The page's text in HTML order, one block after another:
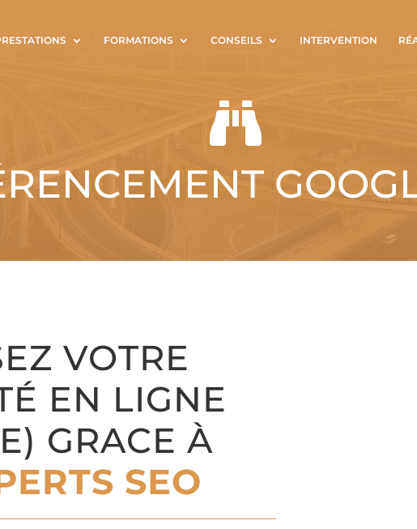
FORMATIONS CONSEILS INTERVENTION

VOTRE
EN LIGNE
GRACE À
SEO